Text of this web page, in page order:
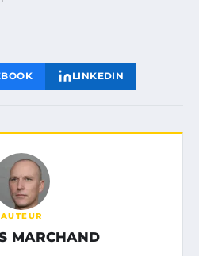
LINKEDIN
AUTEUR
MARCHAND